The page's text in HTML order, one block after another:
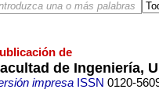
de
de Ingeniería,
impresaISSN 0120-